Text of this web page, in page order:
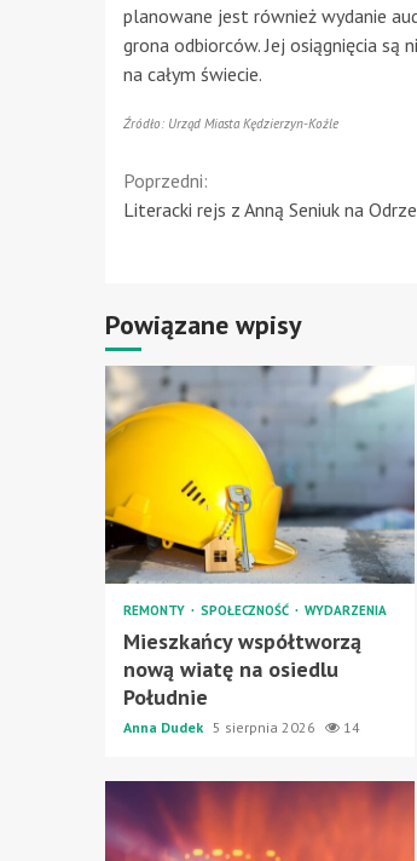
planowane jest również wydanie
grona odbiorców. Jej osiągnięcia są
na całym świecie.
Źródło: Urząd Miasta Kędzierzyn-Koźle
Continue
Reading
Poprzedni:
Literacki rejs z Anną Seniuk na
Powiązane wpisy
REMONTY SPOŁECZNOŚĆ WYDARZENIA
Mieszkańcy współtworzą
nową wiatę na osiedlu
Południe
Anna Dudek 5 sierpnia 2026 14